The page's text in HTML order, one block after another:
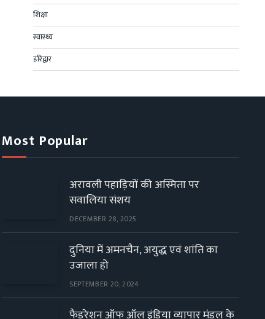
शिक्षा
स्वास्थ्य
हरिद्वार
Most Popular
अरावली पहाड़ियों की अस्मिता पर
सवालिया संशय
DECEMBER 28, 2025
दुनिया में अमनचैन, अयुद्ध एवं शांति का
उजाला हो
SEPTEMBER 20, 2024
फैडरेशन ऑफ ऑल इंडिया व्यापार मंडल के